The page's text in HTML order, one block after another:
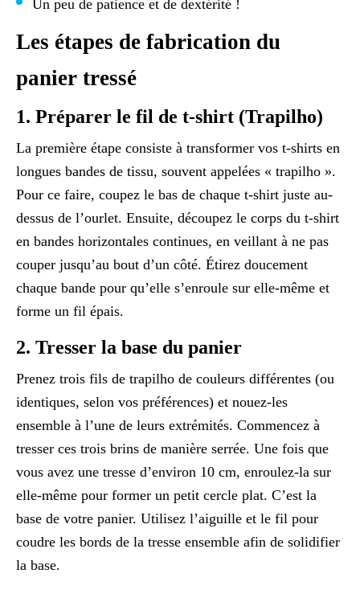
Un peu de patience et de dextérité !
Les étapes de fabrication du
panier tressé
1. Préparer le fil de t-shirt (Trapilho)
La première étape consiste à transformer vos t-shirts en
longues bandes de tissu, souvent appelées « trapilho ».
Pour ce faire, coupez le bas de chaque t-shirt juste au-
dessus de l’ourlet. Ensuite, découpez le corps du t-shirt
en bandes horizontales continues, en veillant à ne pas
couper jusqu’au bout d’un côté. Étirez doucement
chaque bande pour qu’elle s’enroule sur elle-même et
forme un fil épais.
2. Tresser la base du panier
Prenez trois fils de trapilho de couleurs différentes (ou
identiques, selon vos préférences) et nouez-les
ensemble à l’une de leurs extrémités. Commencez à
tresser ces trois brins de manière serrée. Une fois que
vous avez une tresse d’environ 10 cm, enroulez-la sur
elle-même pour former un petit cercle plat. C’est la
base de votre panier. Utilisez l’aiguille et le fil pour
coudre les bords de la tresse ensemble afin de solidifier
la base.